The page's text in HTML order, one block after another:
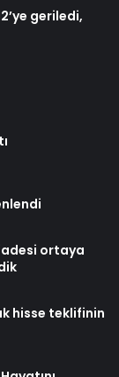
geriledi,
ortaya
hisse teklifinin